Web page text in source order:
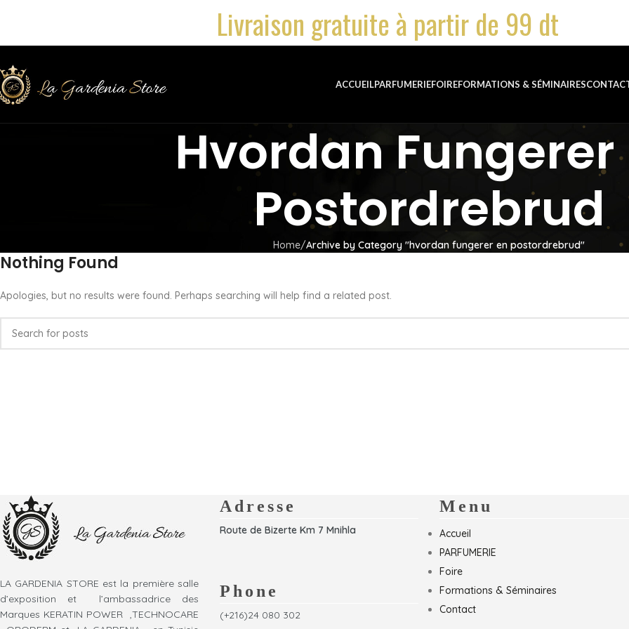
Livraison gratuite à partir de 99 dt
ACCUEILPARFUMERIEFOIREFORMATIONS & SÉMINAIRES
Hvordan Fungerer
Postordrebrud
Home Archive by Category "hvordan fungerer en postordrebrud"
Nothing Found
Apologies, but no results were found. Perhaps searching will help find a related post.
LA GARDENIA STORE est la première salle
d’exposition et l’ambassadrice des
Marques KERATIN POWER ,TECHNOCARE
Adresse
Route de Bizerte Km 7 Mnihla
Phone
(+216)24 080 302
Menu
Accueil
PARFUMERIE
Foire
Formations & Séminaires
Contact